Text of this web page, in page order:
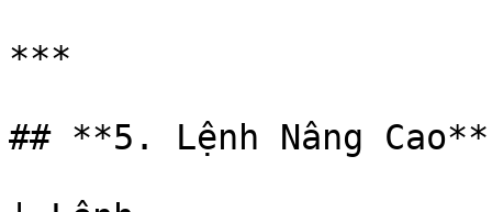
***
## **5. Lệnh Nâng Cao**